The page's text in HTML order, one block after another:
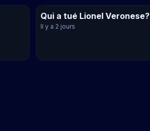
Qui a tué Lionel Veronese?
Il y a 2 jours